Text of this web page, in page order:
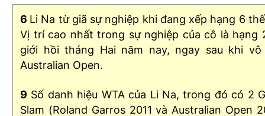
6 Li Na từ giã sự nghiệp khi đang xếp hạng 6
Vị trí cao nhất trong sự nghiệp của cô là hạng
giới hồi tháng Hai năm nay, ngay sau khi vô
Australian Open.
9 Số danh hiệu WTA của Li Na, trong đó có 2
Slam (Roland Garros 2011 và Australian Open